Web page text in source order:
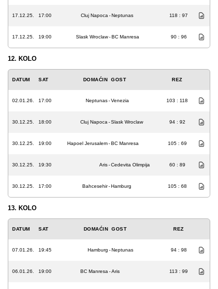
17.12.25. 17:00 Cluj Napoca -Neptunas 118 : 97
17.12.25. 19:00 Slask Wroclaw-BC Manresa 90 : 96
12. KOLO
DATUM SAT DOMAĆIN GOST REZ
02.01.26. 17:00 Neptunas-Venezia 103 : 118
30.12.25. 18:00 Cluj Napoca -Slask Wroclaw 94 : 92
30.12.25. 19:00 Hapoel Jerusalem-BC Manresa 105 : 69
30.12.25. 19:30 Aris-Cedevita Olimpija 60 : 89
30.12.25. 17:00 Bahcesehir-Hamburg 105 : 68
13. KOLO
DATUM SAT DOMAĆIN GOST REZ
07.01.26. 19:45 Hamburg -Neptunas 94 : 98
06.01.26. 19:00 BC Manresa -Aris 113 : 99